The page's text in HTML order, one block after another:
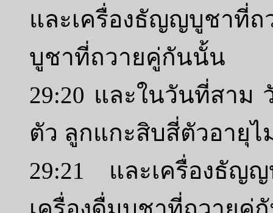
และเครื่องธัญญบูชาที่ถ
บูชาที่ถวายคู่กันนั้น
29:20 และในวันที่สาม
ตัว ลูกแกะสิบสี่ตัวอายุ
29:21 และเครื่องธัญ